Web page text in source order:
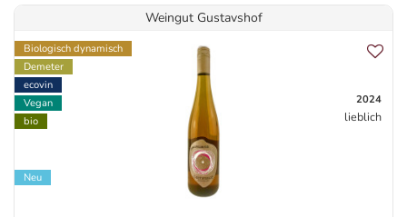
Weingut Gustavshof
Biologisch dynamisch
Demeter
ecovin
Vegan
bio
Neu
2024
lieblich